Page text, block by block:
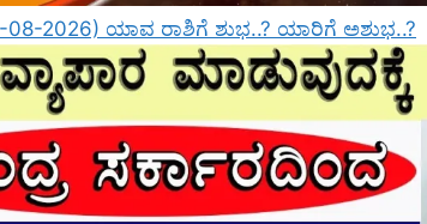
08-2026) ಯಾವ ರಾಶಿಗೆ ಶುಭ..? ಯಾರಿಗೆ ಅಶುಭ..?